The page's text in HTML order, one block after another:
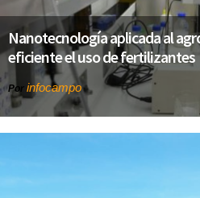
Nanotecnología aplicada al
eficiente el uso de fertilizantes
Por infocampo